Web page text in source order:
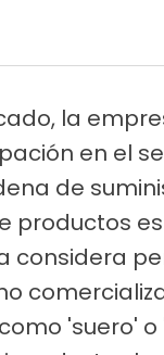
la
en el
de
productos
considera
'suero' o